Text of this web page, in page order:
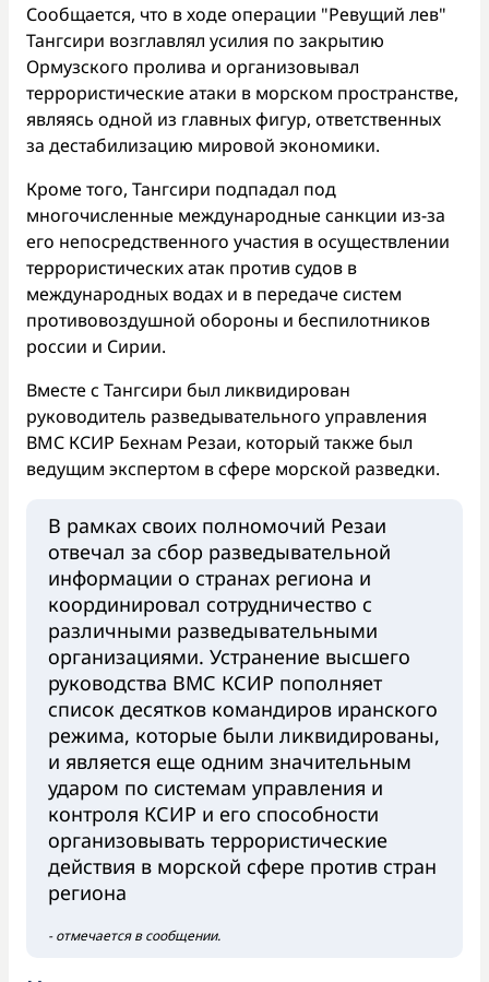
Сообщается, что в ходе операции "Ревущий лев"
Тангсири возглавлял усилия по закрытию
Ормузского пролива и организовывал
террористические атаки в морском пространстве,
являясь одной из главных фигур, ответственных
за дестабилизацию мировой экономики.
Кроме того, Тангсири подпадал под
многочисленные международные санкции из-за
его непосредственного участия в осуществлении
террористических атак против судов в
международных водах и в передаче систем
противовоздушной обороны и беспилотников
россии и Сирии.
Вместе с Тангсири был ликвидирован
руководитель разведывательного управления
ВМС КСИР Бехнам Резаи, который также был
ведущим экспертом в сфере морской разведки.
В рамках своих полномочий Резаи
отвечал за сбор разведывательной
информации о странах региона и
координировал сотрудничество с
различными разведывательными
организациями. Устранение высшего
руководства ВМС КСИР пополняет
список десятков командиров иранского
режима, которые были ликвидированы,
и является еще одним значительным
ударом по системам управления и
контроля КСИР и его способности
организовывать террористические
действия в морской сфере против стран
региона
- отмечается в сообщении.